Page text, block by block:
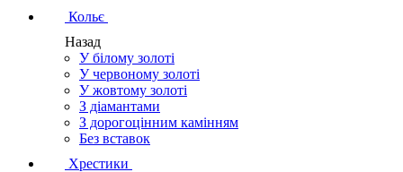
Кольє
Назад
У білому золоті
У червоному золоті
У жовтому золоті
З діамантами
З дорогоцінним камінням
Без вставок
Хрестики